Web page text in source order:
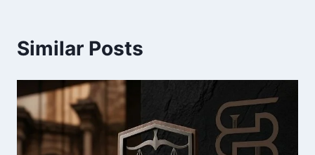
Similar Posts